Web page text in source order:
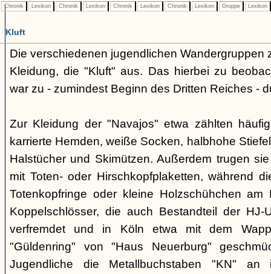
Chronik Lexikon Chronik Lexikon Chronik Lexikon Chronik Lexikon Gruppe Lexikon
Kluft
Die verschiedenen jugendlichen Wandergruppen
Kleidung, die "Kluft" aus. Das hierbei zu
war zu - zumindest Beginn des Dritten Reiches -
Zur Kleidung der "Navajos" etwa zählten
karrierte Hemden, weiße Socken, halbhohe
Halstücher und Skimützen. Außerdem trugen
mit Toten- oder Hirschkopfplaketten, während
Totenkopfringe oder kleine Holzschühchen am
Koppelschlösser, die auch Bestandteil der HJ-
verfremdet und in Köln etwa mit dem
"Güldenring" von "Haus Neuerburg"
Jugendliche die Metallbuchstaben "KN"